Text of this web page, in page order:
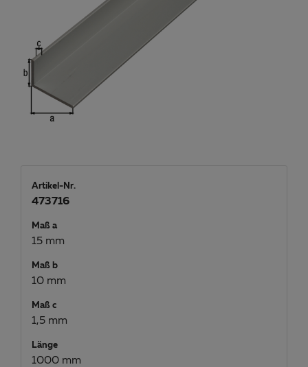
Artikel-Nr.
473716
Maß a
15 mm
Maß b
10 mm
Maß c
1,5 mm
Länge
1000 mm